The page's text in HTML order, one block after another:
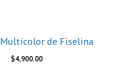
de Fiselina
$4,900.00